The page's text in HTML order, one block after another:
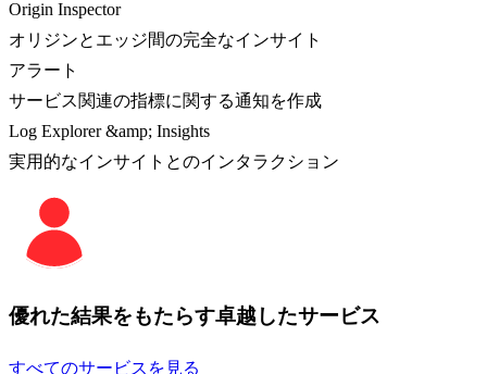
Origin Inspector
オリジンとエッジ間の完全なインサイト
アラート
サービス関連の指標に関する通知を作成
Log Explorer &amp; Insights
実用的なインサイトとのインタラクション
優れた結果をもたらす卓越したサービス
すべてのサービスを見る